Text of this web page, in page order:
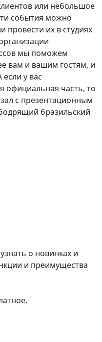
или небольшое
события можно
провести их в студиях
мы поможем
вам и вашим гостям, и
у вас
официальная часть, то
с презентационным
бразильский
о новинках и
и преимущества